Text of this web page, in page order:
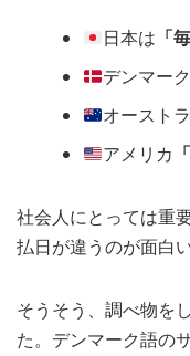
日本は 「
デンマーク
オースト
アメリカ
社会人にとっては重
払日が違うのが面白
そうそう、調べ物を
た。デンマーク語の